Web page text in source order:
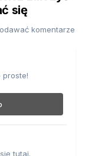
się
komentarze
proste!
tutaj.